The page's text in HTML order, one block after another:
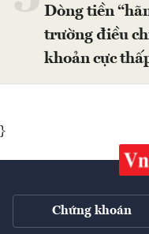
Dòng tiền
trường điều
khoản cực
}
Chứng khoán